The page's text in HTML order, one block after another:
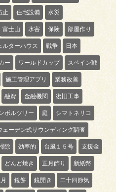
止 住宅設備 水災
富士山 水害 保険 部屋作り
ルターハウス 戦争 日本
ー ワールドカップ スペイン戦
施工管理アプリ 業務改善
融資 金融機関 復旧工事
ボルツリー 庭 シマトネリコ
ェーデン式サウンディング調査
除 効率的 台風１５号 支援金
どんど焼き 正月飾り 新紙幣
鏡餅 鏡開き 二十四節気